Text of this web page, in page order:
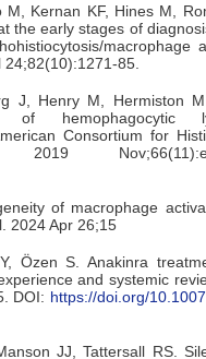
M, Kernan KF, Hines M,
the early stages of
macrophage
85.
J, Henry M, Hermiston
hemophagocytic
Consortium for
of macrophage
2024 Apr 26;15
Özen S. Anakinra
and systemic
DOI: https://doi.org/
JJ, Tattersall RS.